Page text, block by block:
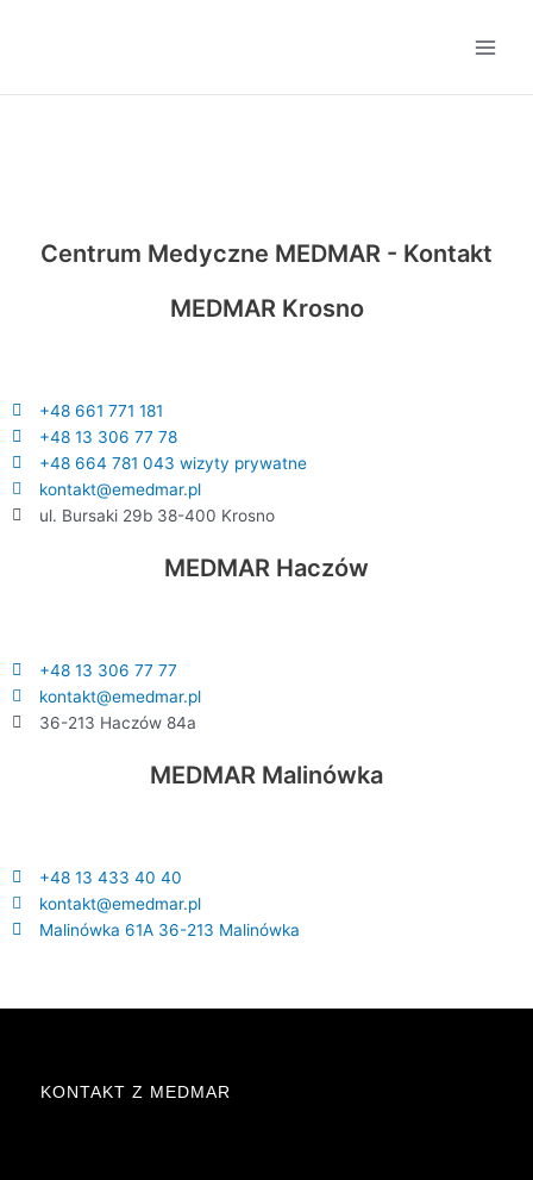
Centrum Medyczne MEDMAR - Kontakt
MEDMAR Krosno
+48 661 771 181
+48 13 306 77 78
+48 664 781 043 wizyty prywatne
kontakt@emedmar.pl
ul. Bursaki 29b 38-400 Krosno
MEDMAR Haczów
+48 13 306 77 77
kontakt@emedmar.pl
36-213 Haczów 84a
MEDMAR Malinówka
+48 13 433 40 40
kontakt@emedmar.pl
Malinówka 61A 36-213 Malinówka
KONTAKT Z MEDMAR